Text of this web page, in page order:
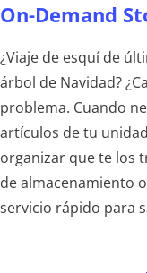
On-Demand
¿Viaje de esquí de
árbol de Navidad?
problema. Cuando
artículos de tu
organizar que te los
de almacenamiento
servicio rápido para